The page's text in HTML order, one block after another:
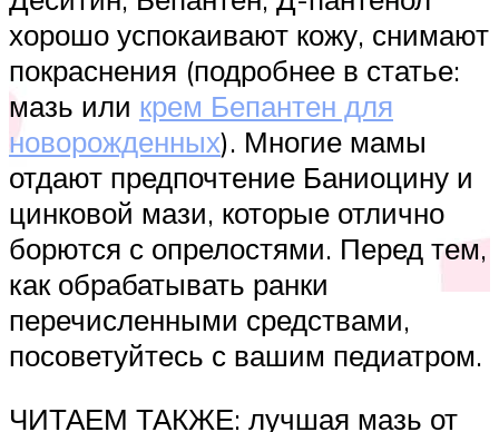
хорошо успокаивают кожу, снимают
покраснения (подробнее в статье:
мазь или крем Бепантен для
новорожденных). Многие мамы
отдают предпочтение Баниоцину и
цинковой мази, которые отлично
борются с опрелостями. Перед тем,
как обрабатывать ранки
перечисленными средствами,
посоветуйтесь с вашим педиатром.
ЧИТАЕМ ТАКЖЕ: лучшая мазь от